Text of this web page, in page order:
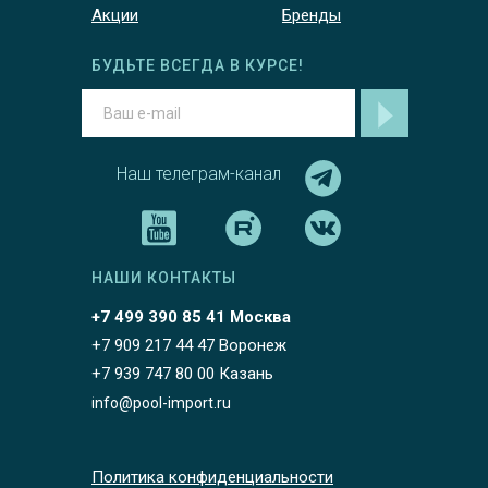
Акции
Бренды
Наш телеграм-канал
БУДЬТЕ ВСЕГДА В КУРСЕ!
+7 499 390 85 41 Москва
НАШИ КОНТАКТЫ
+7 909 217 44 47 Воронеж
+7 939 747 80 00 Казань
info@pool-import.ru
Политика конфиденциальности